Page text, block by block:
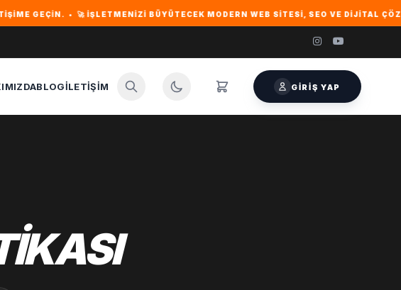
• 🚀 İŞLETMENIZI BÜYÜTECEK MODERN WEB SITESI, SEO VE DIJITAL
BLOGİLETIŞIM GIRIŞ YAP